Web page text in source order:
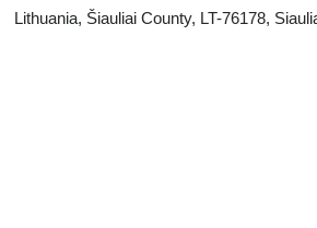
Lithuania, Šiauliai County, LT-76178,